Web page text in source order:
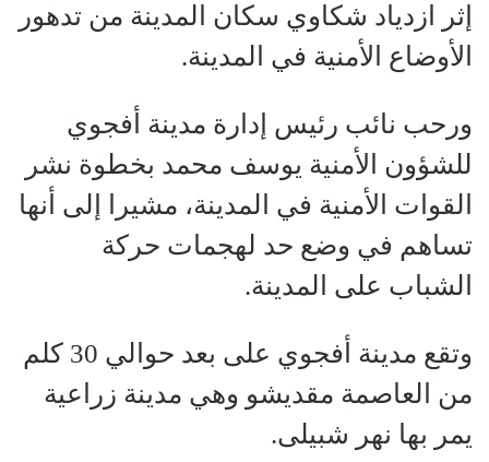
إثر ازدياد شكاوي سكان المدينة من تدهور
الأوضاع الأمنية في المدينة.
ورحب نائب رئيس إدارة مدينة أفجوي
للشؤون الأمنية يوسف محمد بخطوة نشر
القوات الأمنية في المدينة، مشيرا إلى أنها
تساهم في وضع حد لهجمات حركة
الشباب على المدينة.
وتقع مدينة أفجوي على بعد حوالي 30 كلم
من العاصمة مقديشو وهي مدينة زراعية
يمر بها نهر شبيلى.